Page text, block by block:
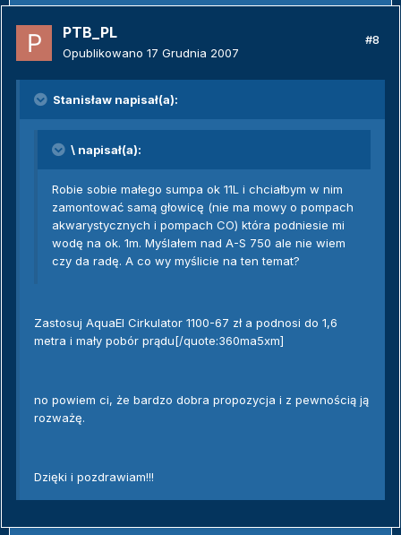
PTB_PL
Opublikowano 17 Grudnia 2007
#8
Stanisław napisał(a):
\ napisał(a):
Robie sobie małego sumpa ok 11L i chciałbym w nim
zamontować samą głowicę (nie ma mowy o pompach
akwarystycznych i pompach CO) która podniesie mi
wodę na ok. 1m. Myślałem nad A-S 750 ale nie wiem
czy da radę. A co wy myślicie na ten temat?
Zastosuj AquaEl Cirkulator 1100-67 zł a podnosi do 1,6
metra i mały pobór prądu[/quote:360ma5xm]
no powiem ci, że bardzo dobra propozycja i z pewnością ją
rozważę.
Dzięki i pozdrawiam!!!